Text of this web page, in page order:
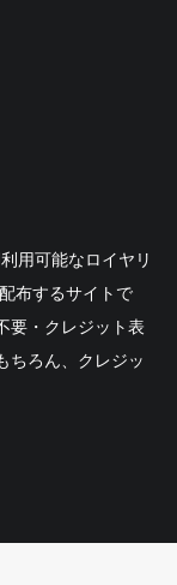
用可能なロイヤリ
布するサイトで
要・クレジット表
ちろん、クレジッ